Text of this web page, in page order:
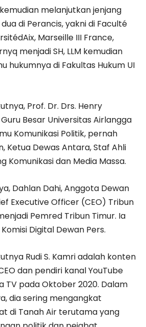
melanjutkan jenjang
di Perancis, yakni di Faculté
Marseille III France,
menjadi SH, LLM kemudian
hukumnya di Fakultas Hukum UI
Prof. Dr. Drs. Henry
Guru Besar Universitas Airlangga
Komunikasi Politik, pernah
Ketua Dewas Antara, Staf Ahli
Komunikasi dan Media Massa.
Dahlan Dahi, Anggota Dewan
Executive Officer (CEO) Tribun
Pemred Tribun Timur. Ia
Digital Dewan Pers.
Rudi S. Kamri adalah konten
dan pendiri kanal YouTube
TV pada Oktober 2020. Dalam
dia sering mengangkat
di Tanah Air terutama yang